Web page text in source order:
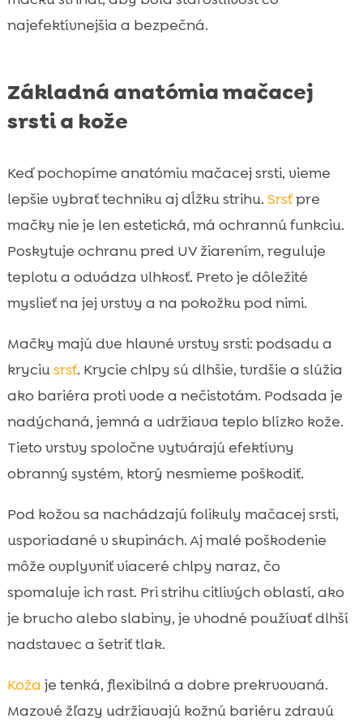
najefektívnejšia a bezpečná.
Základná anatómia mačacej
srsti a kože
Keď pochopíme anatómiu mačacej srsti, vieme
lepšie vybrať techniku aj dĺžku strihu. Srsťpre
mačky nie je len estetická, má ochrannú funkciu.
Poskytuje ochranu pred UV žiarením, reguluje
teplotu a odvádza vlhkosť. Preto je dôležité
myslieť na jej vrstvy a na pokožku pod nimi.
Mačky majú dve hlavné vrstvy srsti: podsadu a
kryciusrsť. Krycie chlpy sú dlhšie, tvrdšie a slúžia
ako bariéra proti vode a nečistotám. Podsada je
nadýchaná, jemná a udržiava teplo blízko kože.
Tieto vrstvy spoločne vytvárajú efektívny
obranný systém, ktorý nesmieme poškodiť.
Pod kožou sa nachádzajú folikuly mačacej srsti,
usporiadané v skupinách. Aj malé poškodenie
môže ovplyvniť viaceré chlpy naraz, čo
spomaluje ich rast. Pri strihu citlivých oblastí, ako
je brucho alebo slabiny, je vhodné používať dlhší
nadstavec a šetriť tlak.
Koža je tenká, flexibilná a dobre prekrvovaná.
Mazové žľazy udržiavajú kožnú bariéru zdravú